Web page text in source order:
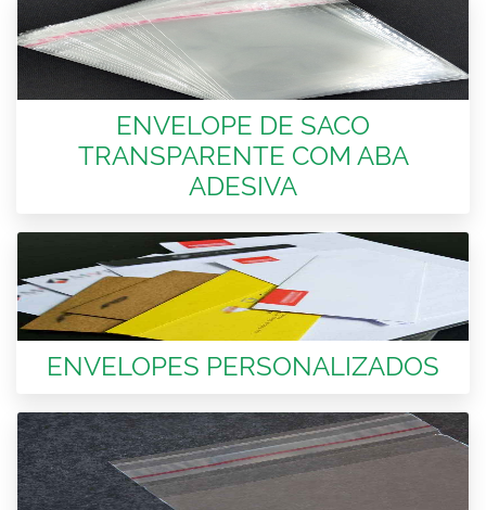
ENVELOPE DE SACO
TRANSPARENTE COM ABA
ADESIVA
ENVELOPES PERSONALIZADOS